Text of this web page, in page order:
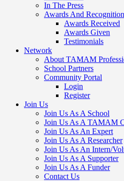
In The Press
Awards And Recognition
Awards Received
Awards Given
Testimonials
Network
About TAMAM
School Partners
Community Portal
Login
Register
Join Us
Join Us As A School
Join Us As A TAMAM
Join Us As An Expert
Join Us As A Researcher
Join Us As An Intern/
Join Us As A Supporter
Join Us As A Funder
Contact Us